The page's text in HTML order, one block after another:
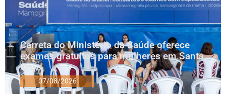
Carreta do Ministério da Saúde oferece
exames gratuitos para mulheres em Santa
Cruz
07/08/2026